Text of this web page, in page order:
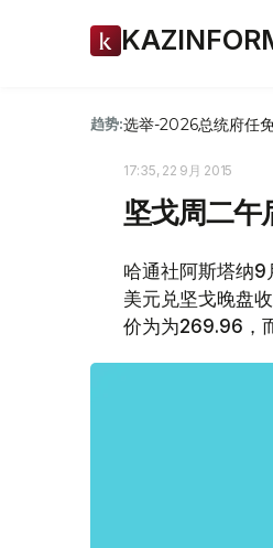
趋势:选举-2026总统府任
17:35, 22 9月 2015
坚戈周二午
哈通社阿斯塔纳9
美元兑坚戈晚盘
价为为269.96，